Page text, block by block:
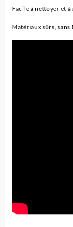
Facile à nettoyer et à
Matériaux sûrs, sans